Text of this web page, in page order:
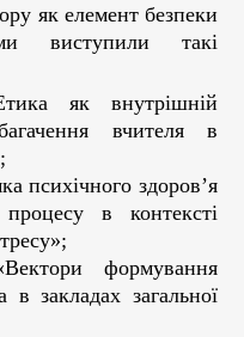
як елемент безпеки
виступили такі
як внутрішній
вчителя в
психічного здоров’я
процесу в контексті
формування
в закладах загальної